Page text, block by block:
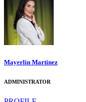
Mayerlin Martinez
ADMINISTRATOR